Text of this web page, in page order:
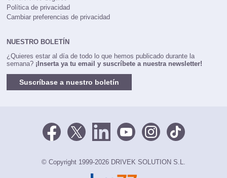
Condiciones Legales
Política de privacidad
¿Quieres estar al día de todo lo que hemos publicado durante la
Suscríbase a nuestro boletín